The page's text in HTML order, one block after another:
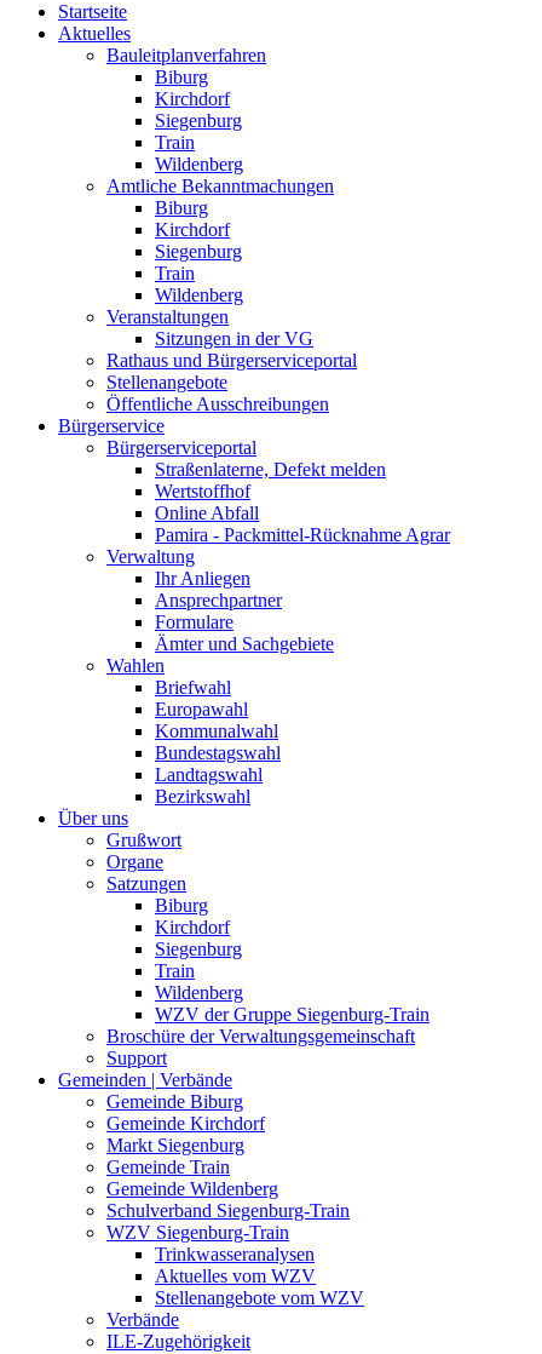
Startseite
Aktuelles
Bauleitplanverfahren
Biburg
Kirchdorf
Siegenburg
Train
Wildenberg
Amtliche Bekanntmachungen
Biburg
Kirchdorf
Siegenburg
Train
Wildenberg
Veranstaltungen
Sitzungen in der VG
Rathaus und Bürgerserviceportal
Stellenangebote
Öffentliche Ausschreibungen
Bürgerservice
Bürgerserviceportal
Straßenlaterne, Defekt melden
Wertstoffhof
Online Abfall
Pamira - Packmittel-Rücknahme Agrar
Verwaltung
Ihr Anliegen
Ansprechpartner
Formulare
Ämter und Sachgebiete
Wahlen
Briefwahl
Europawahl
Kommunalwahl
Bundestagswahl
Landtagswahl
Bezirkswahl
Über uns
Grußwort
Organe
Satzungen
Biburg
Kirchdorf
Siegenburg
Train
Wildenberg
WZV der Gruppe Siegenburg-Train
Broschüre der Verwaltungsgemeinschaft
Support
Gemeinden | Verbände
Gemeinde Biburg
Gemeinde Kirchdorf
Markt Siegenburg
Gemeinde Train
Gemeinde Wildenberg
Schulverband Siegenburg-Train
WZV Siegenburg-Train
Trinkwasseranalysen
Aktuelles vom WZV
Stellenangebote vom WZV
Verbände
ILE-Zugehörigkeit